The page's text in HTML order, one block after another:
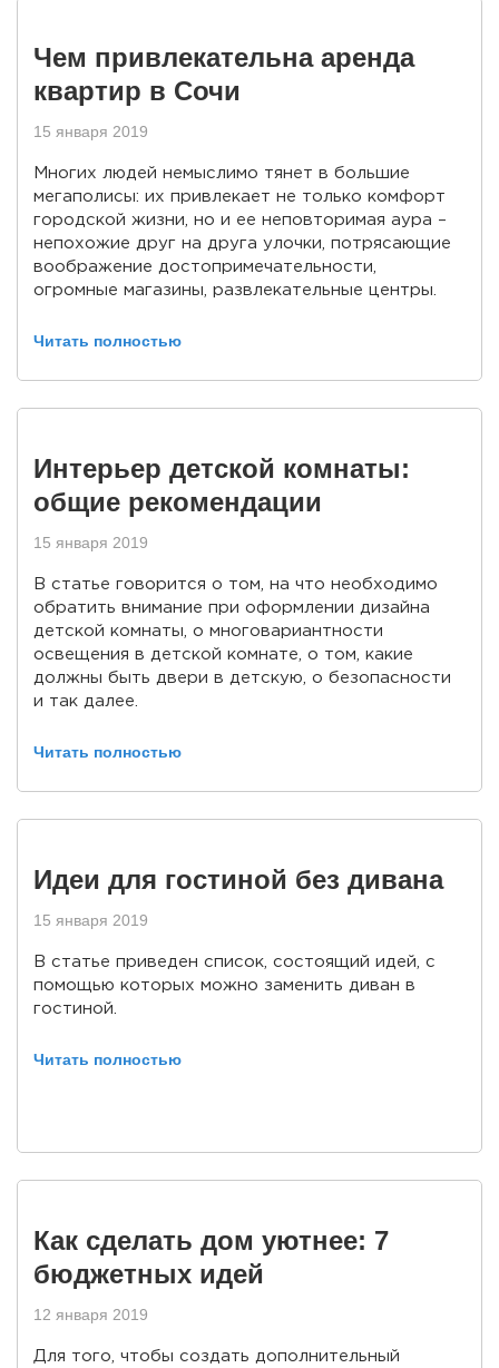
Чем привлекательна аренда
квартир в Сочи
15 января 2019
Многих людей немыслимо тянет в большие
мегаполисы: их привлекает не только комфорт
городской жизни, но и ее неповторимая аура –
непохожие друг на друга улочки, потрясающие
воображение достопримечательности,
огромные магазины, развлекательные центры.
Читать полностью
Интерьер детской комнаты:
общие рекомендации
15 января 2019
В статье говорится о том, на что необходимо
обратить внимание при оформлении дизайна
детской комнаты, о многовариантности
освещения в детской комнате, о том, какие
должны быть двери в детскую, о безопасности
и так далее.
Читать полностью
Идеи для гостиной без дивана
15 января 2019
В статье приведен список, состоящий идей, с
помощью которых можно заменить диван в
гостиной.
Читать полностью
Как сделать дом уютнее: 7
бюджетных идей
12 января 2019
Для того, чтобы создать дополнительный